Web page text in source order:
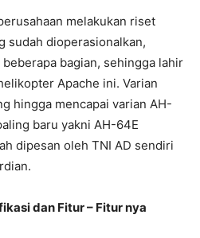
melakukan riset
sudah dioperasionalkan,
bagian, sehingga lahir
Apache ini. Varian
hingga mencapai varian AH-
baru yakni AH-64E
dipesan oleh TNI AD sendiri
dan Fitur – Fitur nya